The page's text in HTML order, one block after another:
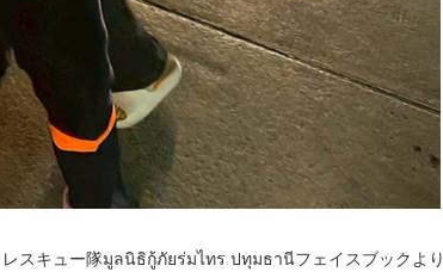
スキュー隊มูลนิธิกู้ภัยร่มไทร ปทุมธานีフェイスブックより